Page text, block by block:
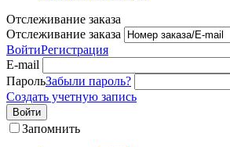
Отслеживание заказа
Отслеживание заказа
ВойтиРегистрация
E-mail
ПарольЗабыли пароль?
Создать учетную запись
Войти
Запомнить